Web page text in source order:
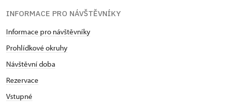
INFORMACE PRO NÁVŠTĚVNÍKY
Informace pro návštěvníky
Prohlídkové okruhy
Návštěvní doba
Rezervace
Vstupné